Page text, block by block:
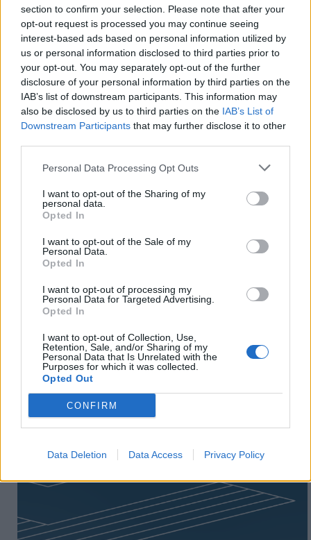
section to confirm your selection. Please note that after your
opt-out request is processed you may continue seeing
interest-based ads based on personal information utilized by
us or personal information disclosed to third parties prior to
your opt-out. You may separately opt-out of the further
disclosure of your personal information by third parties on the
IAB’s list of downstream participants. This information may
also be disclosed by us to third parties on the IAB’s List of
Downstream Participants that may further disclose it to other
Personal Data Processing Opt Outs
I want to opt-out of the Sharing of my
personal data.
Opted In
I want to opt-out of the Sale of my
Personal Data.
Opted In
I want to opt-out of processing my
Personal Data for Targeted Advertising.
Opted In
I want to opt-out of Collection, Use,
Retention, Sale, and/or Sharing of my
Personal Data that Is Unrelated with the
Purposes for which it was collected.
Opted Out
CONFIRM
Data Deletion Data Access Privacy Policy